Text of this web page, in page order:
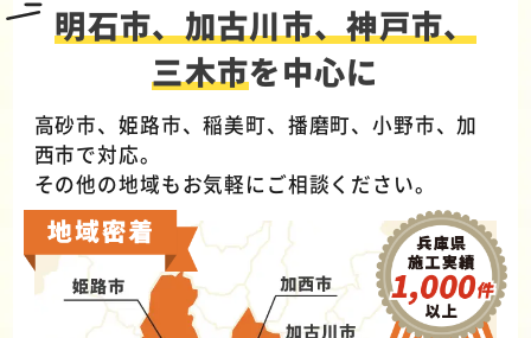
明石市、加古川市、神戸市、
三木市を中心に
高砂市、姫路市、稲美町、播磨町、小野市、加
西市で対応。
その他の地域もお気軽にご相談ください。